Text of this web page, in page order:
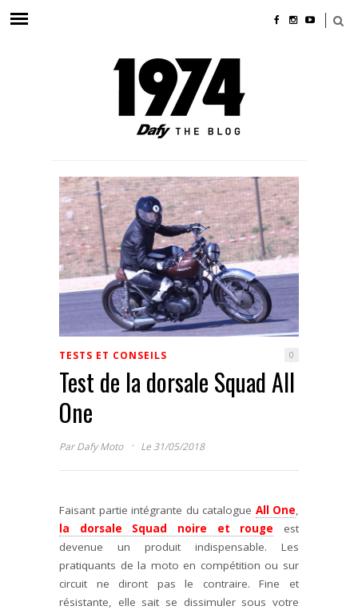
TESTS ET CONSEILS 0
Test de la dorsale Squad All
One
ParDafy Moto · Le 31/05/2018
Faisant partie intégrante du catalogue All One,
la dorsale Squad noire et rouge est
devenue un produit indispensable. Les
pratiquants de la moto en compétition ou sur
circuit ne diront pas le contraire. Fine et
résistante, elle sait se dissimuler sous votre